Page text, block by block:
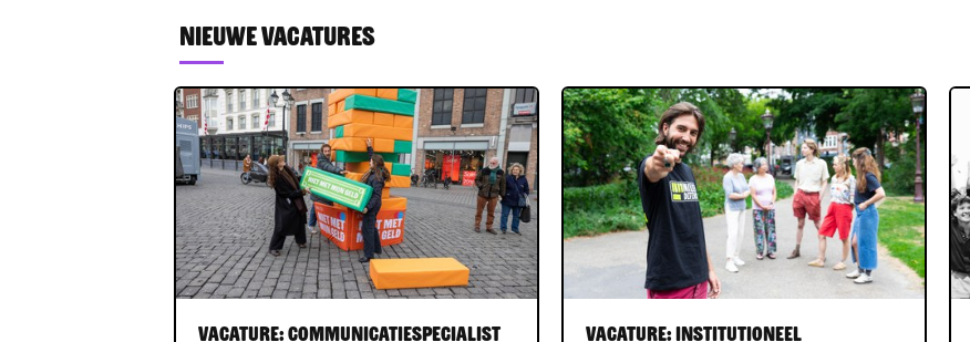
Nieuwe vacatures
Vacature: communicatiespecialist Vacature: institutioneel